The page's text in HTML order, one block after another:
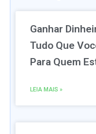
Ganhar
Tudo Que
Para Quem
LEIA MAIS »